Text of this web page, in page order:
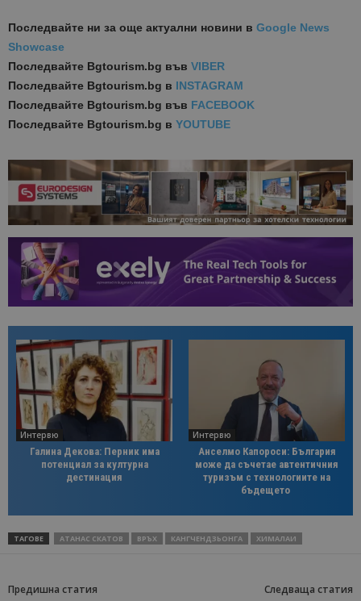
Последвайте ни за още актуални новини в Google News
Showcase
Последвайте Bgtourism.bg във VIBER
Последвайте Bgtourism.bg в INSTAGRAM
Последвайте Bgtourism.bg във FACEBOOK
Последвайте Bgtourism.bg в YOUTUBE
Интервю
Галина Декова: Перник има
потенциал за културна
дестинация
Интервю
Анселмо Капороси: България
може да съчетае автентичния
туризъм с технологиите на
бъдещето
ТАГОВЕ АТАНАС СКАТОВ ВРЪХ КАНГЧЕНДЗЬОНГА ХИМАЛАИ
Предишна статия Следваща статия